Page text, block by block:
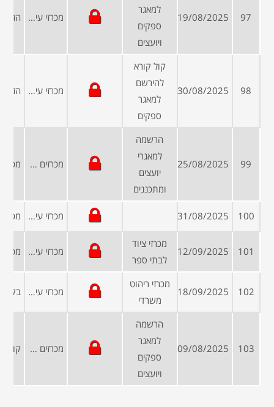
97
19/08/2025
למאגר
ספקים
ויועצים
מכרזי עיריות ומועצות
98
30/08/2025
קול קורא
להירשם
למאגר
ספקים
מכרזי עיריות ומועצות
99
25/08/2025
הרשמה
למאגרי
יועצים
ומתכננים
מכרזים פומביים
100
31/08/2025 מכרזי עיריות ומועצות
101
12/09/2025
מכרזי ציוד
לבתי ספר
מכרזי עיריות ומועצות
102
18/09/2025
מכרזי ריהוט
משרדי
מכרזי עיריות ומועצות
103
09/08/2025
הרשמה
למאגר
ספקים
ויועצים
מכרזים פומביים